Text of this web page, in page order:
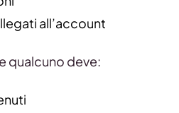
all’account
qualcuno deve: